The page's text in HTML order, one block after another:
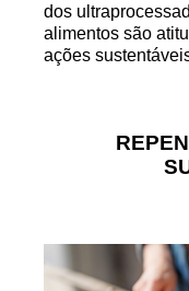
dos
alimentos são
ações